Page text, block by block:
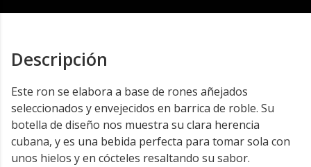
Descripción
Este ron se elabora a base de rones añejados
seleccionados y envejecidos en barrica de roble. Su
botella de diseño nos muestra su clara herencia
cubana, y es una bebida perfecta para tomar sola con
unos hielos y en cócteles resaltando su sabor.